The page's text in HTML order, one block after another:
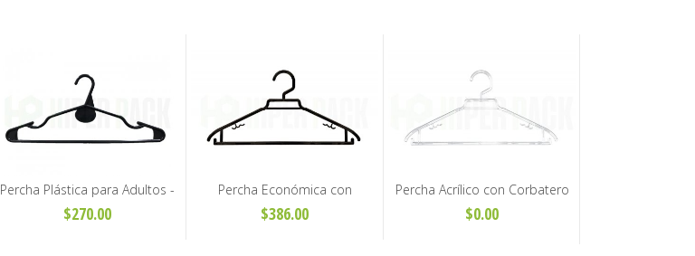
Percha Plástica para Adultos -
Art. A43
$270.00
Percha Económica con
Corbatero para Adultos - Art.
$386.00
Percha Acrílico con Corbatero
Adultos - Art. H-43
$0.00